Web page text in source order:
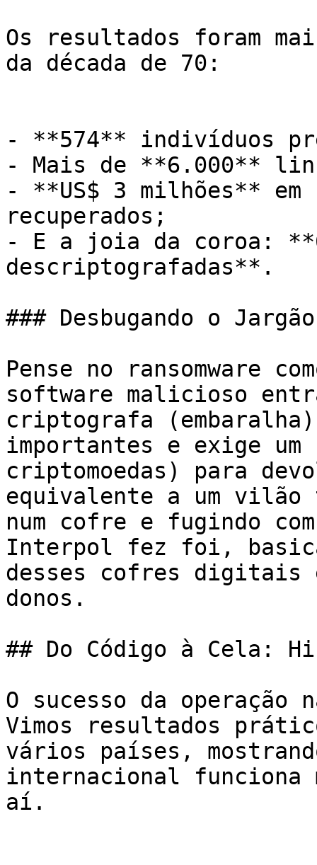
Os resultados foram
da década de 70:
- **574** indivíduos
- Mais de **6.000**
- **US$ 3 milhões**
recuperados;
- E a joia da coroa:
descriptografadas**.
### Desbugando o
Pense no ransomware
software malicioso
criptografa
importantes e exige um
criptomoedas) para
equivalente a um vilão
num cofre e fugindo
Interpol fez foi,
desses cofres digitais
donos.
## Do Código à Cela:
O sucesso da
Vimos resultados
vários países,
internacional funciona
aí.